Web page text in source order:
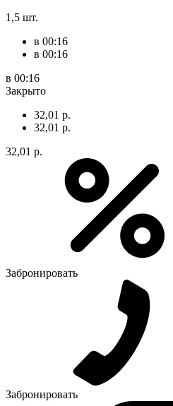
1,5 шт.
в 00:16
в 00:16
в 00:16
Закрыто
32,01 р.
32,01 р.
32,01 р.
Забронировать
Забронировать